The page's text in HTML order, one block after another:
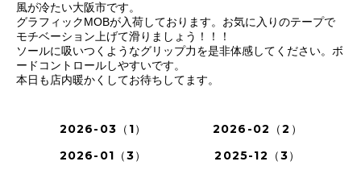
風が冷たい大阪市です。
グラフィックMOBが入荷しております。お気に入りのテープで
モチベーション上げて滑りましょう！！！
ソールに吸いつくようなグリップ力を是非体感してください。ボ
ードコントロールしやすいです。
本日も店内暖かくしてお待ちしてます。
2026-03（1）
2026-02（2）
2026-01（3）
2025-12（3）